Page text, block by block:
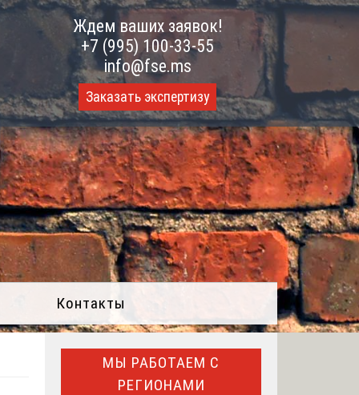
Ждем ваших заявок!
+7 (995) 100-33-55
info@fse.ms
Заказать экспертизу
Контакты
МЫ РАБОТАЕМ С
РЕГИОНАМИ